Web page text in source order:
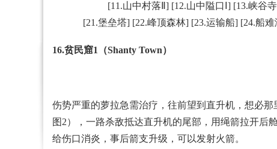
[11.山中村落Ⅱ ] [12.山中隘口Ⅰ ] [13.峡谷
[21.堡垒塔] [22.峰顶森林] [23.运输船] [24.船难
16.贫民窟1（Shanty Town）
伤势严重的萝拉急需治疗，往前望到直升机，想必
图2），一路杀敌抵达直升机的尾部，用绳箭拉开后
给伤口消炎，事后箭支升级，可以发射火箭。